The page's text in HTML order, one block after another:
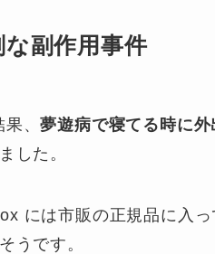
副作用事件
果、夢遊病で寝てる時に
した。
には市販の正規品に入
うです。